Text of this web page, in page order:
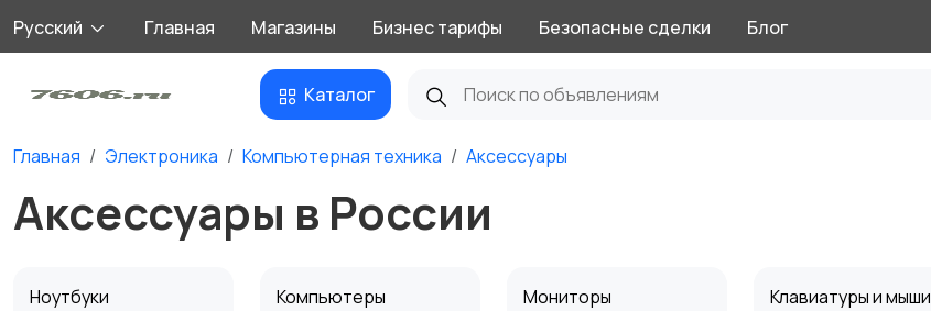
Русский Главная Магазины Бизнес тарифы Безопасные сделки Блог
Каталог
Главная Электроника Компьютерная техника Аксессуары
Аксессуары в России
Ноутбуки Компьютеры Мониторы Клавиатуры и мыши